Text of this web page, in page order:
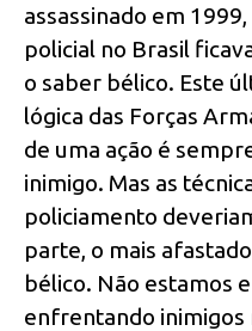
assassinado em
policial no Brasil
o saber bélico. Este
lógica das Forças
de uma ação é
inimigo. Mas as
policiamento
parte, o mais
bélico. Não estamos
enfrentando inimigos